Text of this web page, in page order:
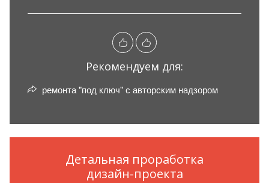
Рекомендуем для:
ремонта "под ключ" с авторским надзором
Детальная проработка
дизайн-проекта